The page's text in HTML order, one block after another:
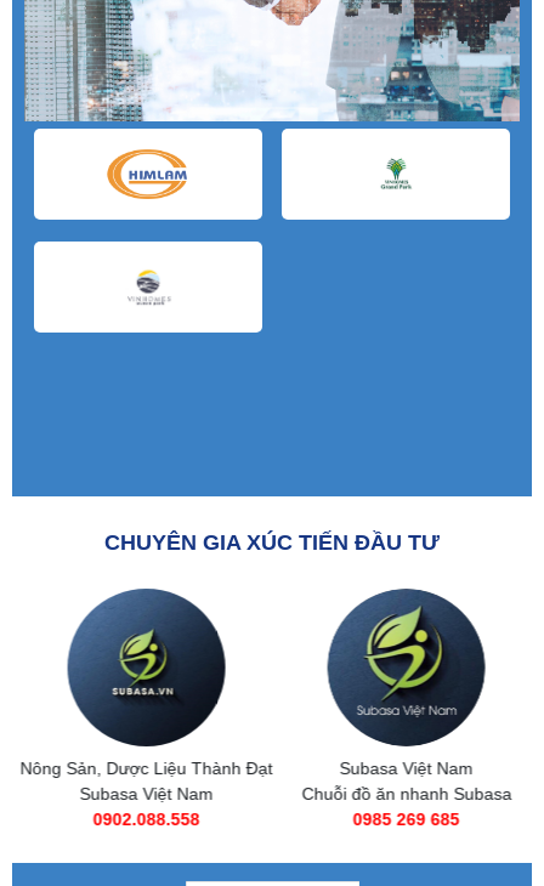
CHUYÊN GIA XÚC TIẾN ĐẦU TƯ
Nông Sản, Dược Liệu Thành Đạt
Subasa Việt Nam
0902.088.558
Subasa Việt Nam
Chuỗi đồ ăn nhanh Subasa
0985 269 685